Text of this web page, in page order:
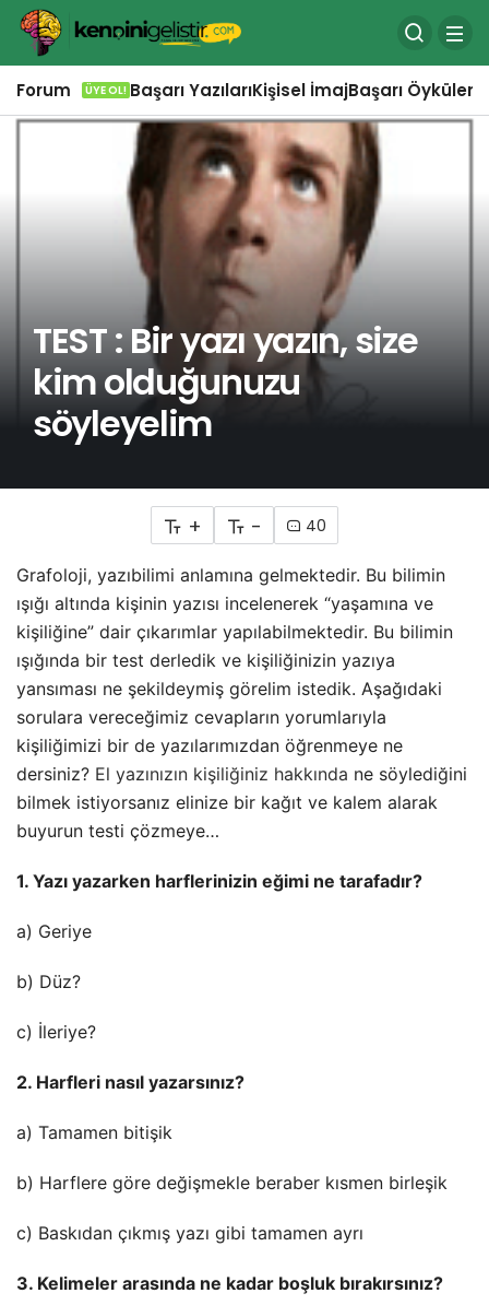
Forum ÜYE OL! Başarı YazılarıKişisel İmajBaşarı Öyküleri
TEST : Bir yazı yazın, size
kim olduğunuzu
söyleyelim
+ - 40
Grafoloji, yazıbilimi anlamına gelmektedir. Bu bilimin
ışığı altında kişinin yazısı incelenerek “yaşamına ve
kişiliğine” dair çıkarımlar yapılabilmektedir. Bu bilimin
ışığında bir test derledik ve kişiliğinizin yazıya
yansıması ne şekildeymiş görelim istedik. Aşağıdaki
sorulara vereceğimiz cevapların yorumlarıyla
kişiliğimizi bir de yazılarımızdan öğrenmeye ne
dersiniz? El yazınızın kişiliğiniz hakkında ne söylediğini
bilmek istiyorsanız elinize bir kağıt ve kalem alarak
buyurun testi çözmeye…
1. Yazı yazarken harflerinizin eğimi ne tarafadır?
a) Geriye
b) Düz?
c) İleriye?
2. Harfleri nasıl yazarsınız?
a) Tamamen bitişik
b) Harflere göre değişmekle beraber kısmen birleşik
c) Baskıdan çıkmış yazı gibi tamamen ayrı
3. Kelimeler arasında ne kadar boşluk bırakırsınız?